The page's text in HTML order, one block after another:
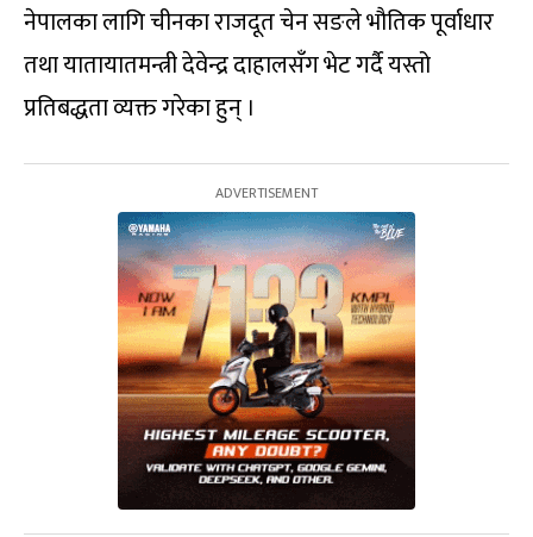
नेपालका लागि चीनका राजदूत चेन सङले भौतिक पूर्वाधार
तथा यातायातमन्त्री देवेन्द्र दाहालसँग भेट गर्दै यस्तो
प्रतिबद्धता व्यक्त गरेका हुन् ।